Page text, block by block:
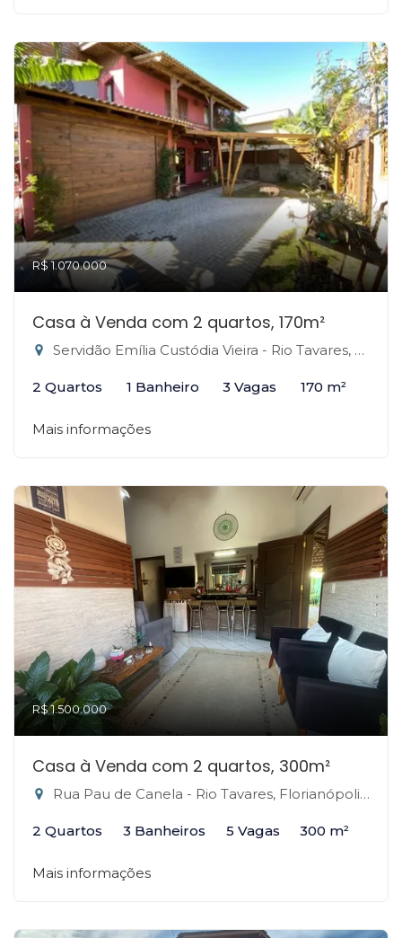
R$ 1.070.000
Casa à Venda com 2 quartos, 170m²
Servidão Emília Custódia Vieira - Rio Tavares, Florianópolis-SC
2 Quartos 1 Banheiro 3 Vagas 170 m²
Mais informações
R$ 1.500.000
Casa à Venda com 2 quartos, 300m²
Rua Pau de Canela - Rio Tavares, Florianópolis-SC
2 Quartos 3 Banheiros 5 Vagas 300 m²
Mais informações